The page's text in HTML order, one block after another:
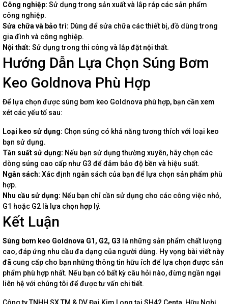
Công nghiệp: Sử dụng trong sản xuất và lắp ráp các sản phẩm
công nghiệp.
Sửa chữa và bảo trì: Dùng để sửa chữa các thiết bị, đồ dùng trong
gia đình và công nghiệp.
Nội thất: Sử dụng trong thi công và lắp đặt nội thất.
Hướng Dẫn Lựa Chọn Súng Bơm
Keo Goldnova Phù Hợp
Để lựa chọn được súng bơm keo Goldnova phù hợp, bạn cần xem
xét các yếu tố sau:
Loại keo sử dụng: Chọn súng có khả năng tương thích với loại keo
bạn sử dụng.
Tần suất sử dụng: Nếu bạn sử dụng thường xuyên, hãy chọn các
dòng súng cao cấp như G3 để đảm bảo độ bền và hiệu suất.
Ngân sách: Xác định ngân sách của bạn để lựa chọn sản phẩm phù
hợp.
Nhu cầu sử dụng: Nếu bạn chỉ cần sử dụng cho các công việc nhỏ,
G1 hoặc G2 là lựa chọn hợp lý.
Kết Luận
Súng bơm keo Goldnova G1, G2, G3 là những sản phẩm chất lượng
cao, đáp ứng nhu cầu đa dạng của người dùng. Hy vọng bài viết này
đã cung cấp cho bạn những thông tin hữu ích để lựa chọn được sản
phẩm phù hợp nhất. Nếu bạn có bất kỳ câu hỏi nào, đừng ngần ngại
liên hệ với chúng tôi để được tư vấn chi tiết.